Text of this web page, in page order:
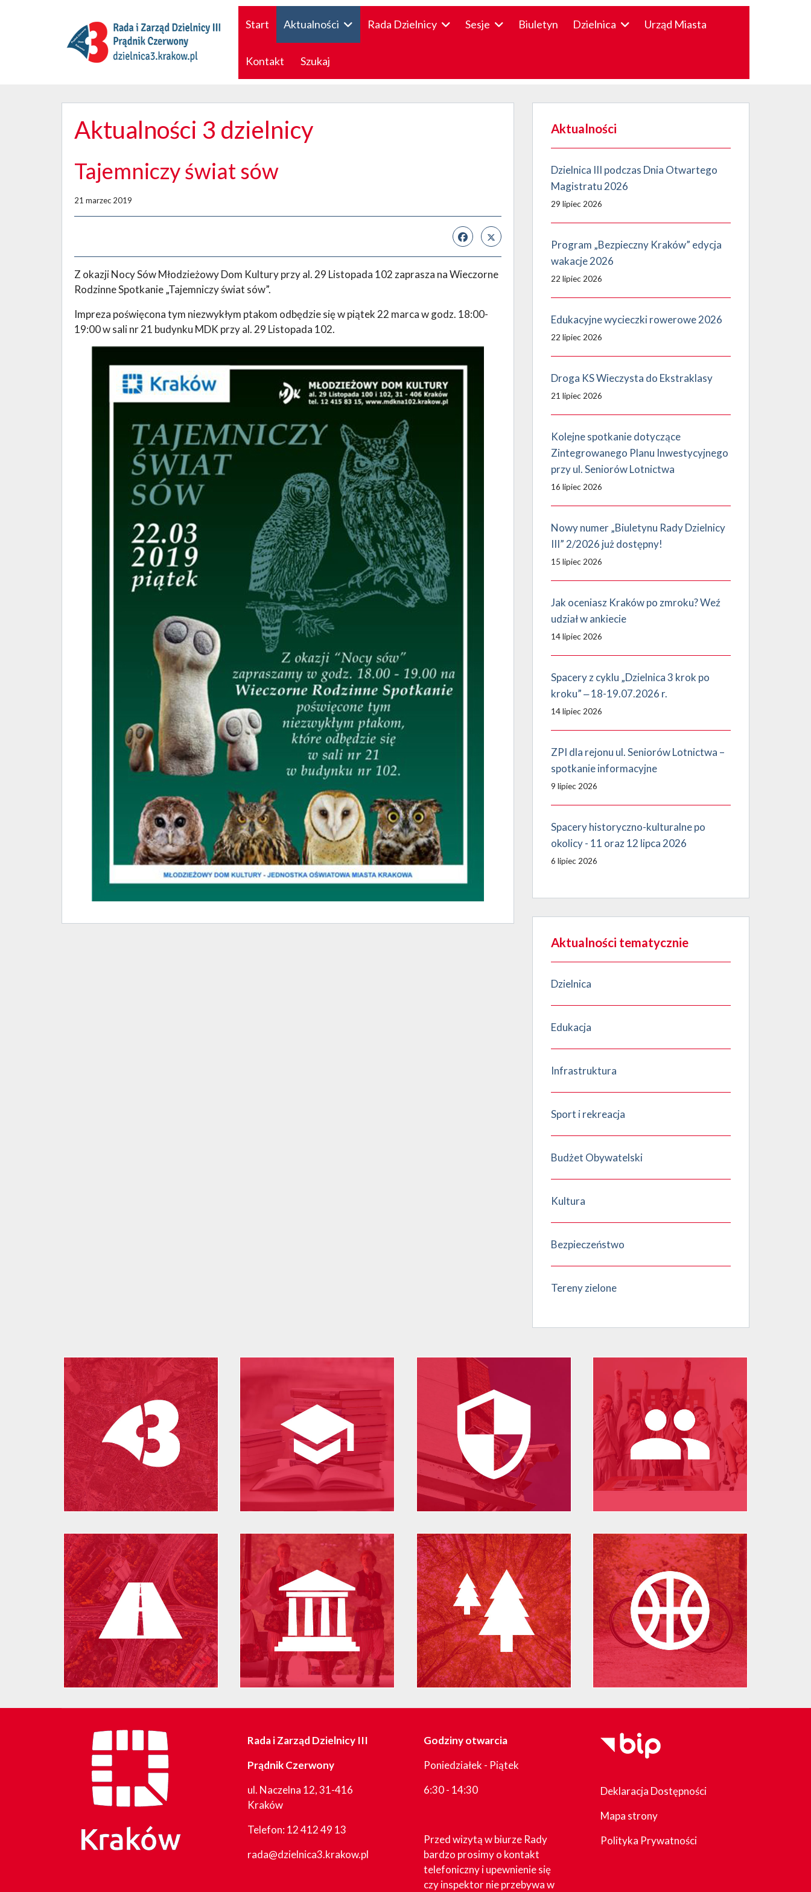
Start Aktualności Rada Dzielnicy Sesje Biuletyn Dzielnica Urząd Miasta
Kontakt Szukaj
Aktualności 3 dzielnicy
Tajemniczy świat sów
21 marzec 2019
Z okazji Nocy Sów Młodzieżowy Dom Kultury przy al. 29 Listopada 102 zaprasza na Wieczorne
Rodzinne Spotkanie „Tajemniczy świat sów”.
Impreza poświęcona tym niezwykłym ptakom odbędzie się w piątek 22 marca w godz. 18:00-
19:00 w sali nr 21 budynku MDK przy al. 29 Listopada 102.
Aktualności
Dzielnica III podczas Dnia Otwartego
Magistratu 2026
29 lipiec 2026
Program „Bezpieczny Kraków” edycja
wakacje 2026
22 lipiec 2026
Edukacyjne wycieczki rowerowe 2026
22 lipiec 2026
Droga KS Wieczysta do Ekstraklasy
21 lipiec 2026
Kolejne spotkanie dotyczące
Zintegrowanego Planu Inwestycyjnego
przy ul. Seniorów Lotnictwa
16 lipiec 2026
Nowy numer „Biuletynu Rady Dzielnicy
III” 2/2026 już dostępny!
15 lipiec 2026
Jak oceniasz Kraków po zmroku? Weź
udział w ankiecie
14 lipiec 2026
Spacery z cyklu „Dzielnica 3 krok po
kroku” ‒ 18-19.07.2026 r.
14 lipiec 2026
ZPI dla rejonu ul. Seniorów Lotnictwa –
spotkanie informacyjne
9 lipiec 2026
Spacery historyczno-kulturalne po
okolicy - 11 oraz 12 lipca 2026
6 lipiec 2026
Aktualności tematycznie
Dzielnica
Edukacja
Infrastruktura
Sport i rekreacja
Budżet Obywatelski
Kultura
Bezpieczeństwo
Tereny zielone
Rada i Zarząd Dzielnicy III
Prądnik Czerwony
ul. Naczelna 12, 31-416
Kraków
Telefon:12 412 49 13
rada@dzielnica3.krakow.pl
Godziny otwarcia
Poniedziałek - Piątek
6:30 - 14:30
Przed wizytą w biurze Rady
bardzo prosimy o kontakt
telefoniczny i upewnienie się
czy inspektor nie przebywa w
Deklaracja Dostępności
Mapa strony
Polityka Prywatności